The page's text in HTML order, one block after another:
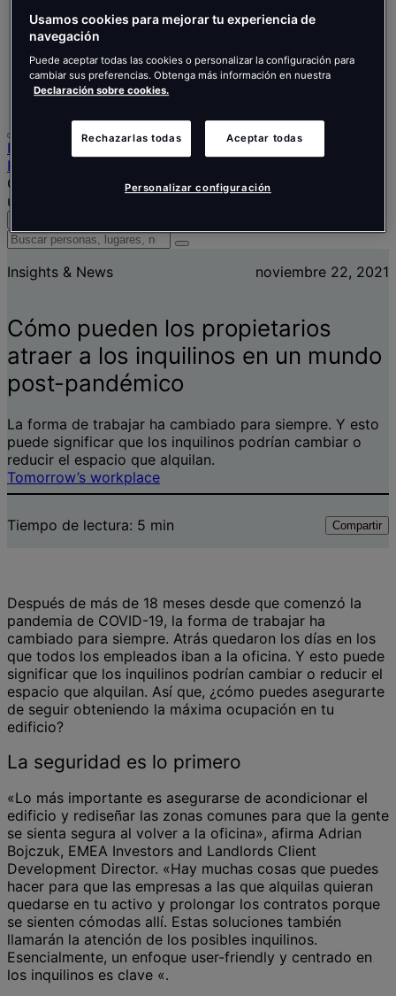
Nederlands
Español
Italiano
Português
Português
Polski
Inicio
Información y noticias
Cómo pueden los propietarios atraer a los inquilinos en
un mundo post-pandémico
Buscar
lugares,
opiniones
Insights & News noviembre 22, 2021
Cómo pueden los propietarios
atraer a los inquilinos en un mundo
post-pandémico
La forma de trabajar ha cambiado para siempre. Y esto
puede significar que los inquilinos podrían cambiar o
reducir el espacio que alquilan.
Tomorrow’s workplace
Tiempo de lectura: 5 min Compartir
Después de más de 18 meses desde que comenzó la
pandemia de COVID-19, la forma de trabajar ha
cambiado para siempre. Atrás quedaron los días en los
que todos los empleados iban a la oficina. Y esto puede
significar que los inquilinos podrían cambiar o reducir el
espacio que alquilan. Así que, ¿cómo puedes asegurarte
de seguir obteniendo la máxima ocupación en tu
edificio?
La seguridad es lo primero
«Lo más importante es asegurarse de acondicionar el
edificio y rediseñar las zonas comunes para que la gente
se sienta segura al volver a la oficina», afirma Adrian
Bojczuk, EMEA Investors and Landlords Client
Development Director. «Hay muchas cosas que puedes
hacer para que las empresas a las que alquilas quieran
quedarse en tu activo y prolongar los contratos porque
se sienten cómodas allí. Estas soluciones también
llamarán la atención de los posibles inquilinos.
Esencialmente, un enfoque user-friendly y centrado en
los inquilinos es clave «.
Usamos cookies para mejorar tu experiencia de
navegación
Puede aceptar todas las cookies o personalizar la configuración para
cambiar sus preferencias. Obtenga más información en nuestra
Declaración sobre cookies.
Rechazarlas todas Aceptar todas
Personalizar configuración